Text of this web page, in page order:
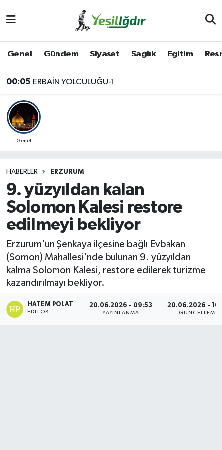
Genel Gündem Siyaset Sağlık Eğitim
00:05 ERBAİN YOLCULUĞU-1
Genel
HABERLER ERZURUM
9. yüzyıldan kalan
Solomon Kalesi restore
edilmeyi bekliyor
Erzurum'un Şenkaya ilçesine bağlı Evbakan
(Somon) Mahallesi'nde bulunan 9. yüzyıldan
kalma Solomon Kalesi, restore edilerek turizme
kazandırılmayı bekliyor.
HATEM POLAT
EDITÖR
20.06.2026 - 09:53
YAYINLANMA
20.06.2026 -
GÜNCELLEME
Iğdır Trafik Yoğunluk Haritası
Süper Lig Puan Durumu ve Fikstür
Son Dakika Haberleri
Haber Arşivi